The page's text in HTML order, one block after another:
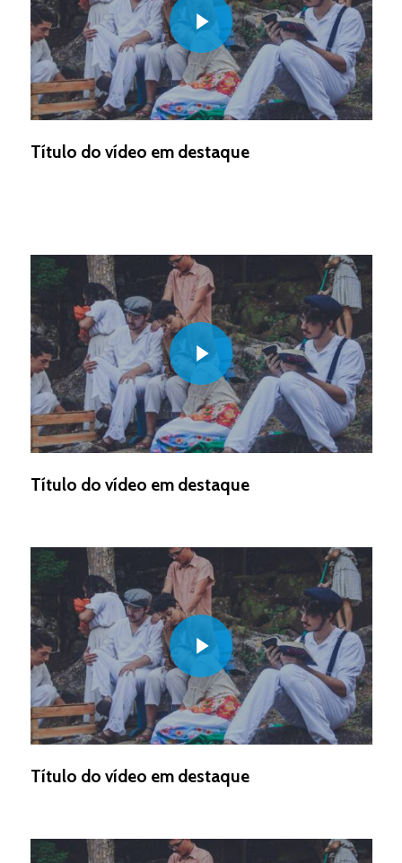
Título do vídeo em destaque
Play Video
Título do vídeo em destaque
Play Video
Título do vídeo em destaque